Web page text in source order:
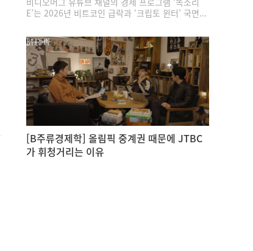
E’는 2026년 비트코인 급락과 ‘크립토 윈터’ 국면...
[B주류경제학] 올림픽 중계권 때문에 JTBC
가 휘청거리는 이유